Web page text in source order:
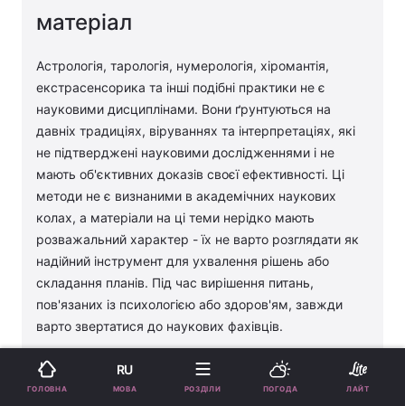
матеріал
Астрологія, тарологія, нумерологія, хіромантія,
екстрасенсорика та інші подібні практики не є
науковими дисциплінами. Вони ґрунтуються на
давніх традиціях, віруваннях та інтерпретаціях, які
не підтверджені науковими дослідженнями і не
мають об'єктивних доказів своєї ефективності. Ці
методи не є визнаними в академічних наукових
колах, а матеріали на ці теми нерідко мають
розважальний характер - їх не варто розглядати як
надійний інструмент для ухвалення рішень або
складання планів. Під час вирішення питань,
пов'язаних із психологією або здоров'ям, завжди
варто звертатися до наукових фахівців.
Овен
ГОЛОВНА
RU
МОВА РОЗДІЛИ ПОГОДА ЛАЙТ